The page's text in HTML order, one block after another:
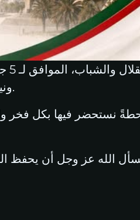
ونيابةً عن أعضاء المكتب التنفيذي، بأسمى آيات التهاني والتبريكات إلى الشعب الجزائري كافة.
نستحضر فيها بكل فخر